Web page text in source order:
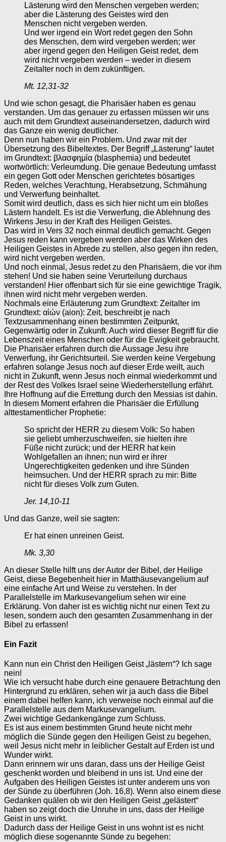
Lästerung wird den Menschen vergeben werden;
aber die Lästerung des Geistes wird den
Menschen nicht vergeben werden.
Und wer irgend ein Wort redet gegen den Sohn
des Menschen, dem wird vergeben werden; wer
aber irgend gegen den Heiligen Geist redet, dem
wird nicht vergeben werden – weder in diesem
Zeitalter noch in dem zukünftigen.
Mt. 12,31-32
Und wie schon gesagt, die Pharisäer haben es genau
verstanden. Um das genauer zu erfassen müssen wir uns
auch mit dem Grundtext auseinandersetzen, dadurch wird
das Ganze ein wenig deutlicher.
Denn nun haben wir ein Problem. Und zwar mit der
Übersetzung des Bibeltextes. Der Begriff „Lästerung“ lautet
im Grundtext: βλασφημία (blasphemia) und bedeutet
wortwörtlich: Verleumdung. Die genaue Bedeutung umfasst
ein gegen Gott oder Menschen gerichtetes bösartiges
Reden, welches Verachtung, Herabsetzung, Schmähung
und Verwerfung beinhaltet.
Somit wird deutlich, dass es sich hier nicht um ein bloßes
Lästern handelt. Es ist die Verwerfung, die Ablehnung des
Wirkens Jesu in der Kraft des Heiligen Geistes.
Das wird in Vers 32 noch einmal deutlich gemacht. Gegen
Jesus reden kann vergeben werden aber das Wirken des
Heiligen Geistes in Abrede zu stellen, also gegen ihn reden,
wird nicht vergeben werden.
Und noch einmal, Jesus redet zu den Pharisäern, die vor ihm
stehen! Und sie haben seine Verurteilung durchaus
verstanden! Hier offenbart sich für sie eine gewichtige Tragik,
ihnen wird nicht mehr vergeben werden.
Nochmals eine Erläuterung zum Grundtext: Zeitalter im
Grundtext: αἰών (aion): Zeit, beschreibt je nach
Textzusammenhang einen bestimmten Zeitpunkt,
Gegenwärtig oder in Zukunft. Auch wird dieser Begriff für die
Lebenszeit eines Menschen oder für die Ewigkeit gebraucht.
Die Pharisäer erfahren durch die Aussage Jesu ihre
Verwerfung, ihr Gerichtsurteil. Sie werden keine Vergebung
erfahren solange Jesus noch auf dieser Erde weilt, auch
nicht in Zukunft, wenn Jesus noch einmal wiederkommt und
der Rest des Volkes Israel seine Wiederherstellung erfährt.
Ihre Hoffnung auf die Errettung durch den Messias ist dahin.
In diesem Moment erfahren die Pharisäer die Erfüllung
alttestamentlicher Prophetie:
So spricht der HERR zu diesem Volk: So haben
sie geliebt umherzuschweifen, sie hielten ihre
Füße nicht zurück; und der HERR hat kein
Wohlgefallen an ihnen; nun wird er ihrer
Ungerechtigkeiten gedenken und ihre Sünden
heimsuchen. Und der HERR sprach zu mir: Bitte
nicht für dieses Volk zum Guten.
Jer. 14,10-11
Und das Ganze, weil sie sagten:
Er hat einen unreinen Geist.
Mk. 3,30
An dieser Stelle hilft uns der Autor der Bibel, der Heilige
Geist, diese Begebenheit hier in Matthäusevangelium auf
eine einfache Art und Weise zu verstehen. In der
Parallelstelle im Markusevangelium sehen wir eine
Erklärung. Von daher ist es wichtig nicht nur einen Text zu
lesen, sondern auch den gesamten Zusammenhang in der
Bibel zu erfassen!
Ein Fazit
Kann nun ein Christ den Heiligen Geist „lästern“? Ich sage
nein!
Wie ich versucht habe durch eine genauere Betrachtung den
Hintergrund zu erklären, sehen wir ja auch dass die Bibel
einem dabei helfen kann, ich verweise noch einmal auf die
Parallelstelle aus dem Markusevangelium.
Zwei wichtige Gedankengänge zum Schluss.
Es ist aus einem bestimmten Grund heute nicht mehr
möglich die Sünde gegen den Heiligen Geist zu begehen,
weil Jesus nicht mehr in leiblicher Gestalt auf Erden ist und
Wunder wirkt.
Dann erinnern wir uns daran, dass uns der Heilige Geist
geschenkt worden und bleibend in uns ist. Und eine der
Aufgaben des Heiligen Geistes ist unter anderem uns von
der Sünde zu überführen (Joh. 16,8). Wenn also einem diese
Gedanken quälen ob wir den Heiligen Geist „gelästert“
haben so zeigt doch die Unruhe in uns, dass der Heilige
Geist in uns wirkt.
Dadurch dass der Heilige Geist in uns wohnt ist es nicht
möglich diese sogenannte Sünde zu begehen: